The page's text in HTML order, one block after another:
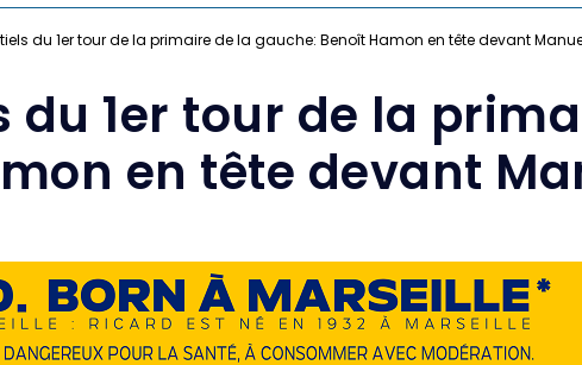
du 1er tour de la primaire de la gauche: Benoît Hamon en tête devant
1er tour de la
en tête devant